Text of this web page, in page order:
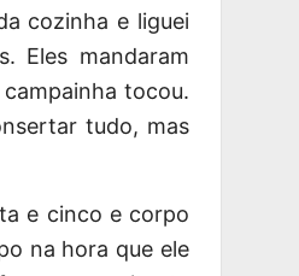
cozinha e liguei
Eles mandaram
tocou.
tudo, mas
e cinco e corpo
na hora que ele